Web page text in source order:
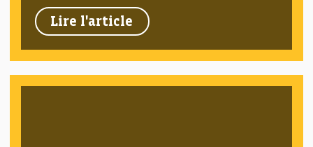
Lire l'article